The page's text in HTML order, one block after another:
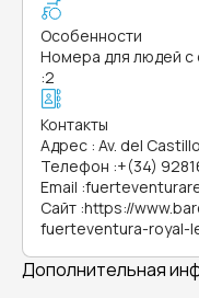
Особенности
Номера для людей с
:2
Контакты
Адрес : Av. del Castillo
Телефон :+(34)
Email :
Сайт :https://
fuerteventura-royal-
Дополнительная